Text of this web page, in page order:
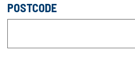
POSTCODE